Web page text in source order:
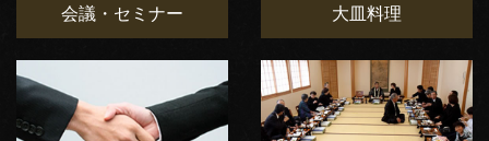
会議・セミナー 大皿料理